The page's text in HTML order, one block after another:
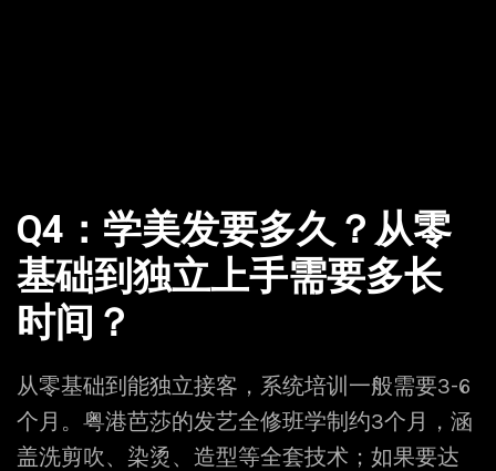
Q4：学美发要多久？从零
基础到独立上手需要多长
时间？
从零基础到能独立接客，系统培训一般需要3-6
个月。粤港芭莎的发艺全修班学制约3个月，涵
盖洗剪吹、染烫、造型等全套技术；如果要达